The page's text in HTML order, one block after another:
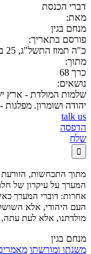
דברי הכנסת
מאת:
מנחם בגין
פורסם בתאריך:
כ"ה תמוז התשל"ג, 25 ביולי 1973
מתוך:
כרך 68
נושאים:
שלמות המולדת - ארץ
יהודה ושומרון.
talk us
הדפסה
שלח

מתוך התכחשות, הזורעת
המערך על עיקרון של
אחרות: דוברי המערך
העם היהודי, אלא
מולדתנו, אלא לעת עתה,
מנחם בגין
משנתו ומורשתו